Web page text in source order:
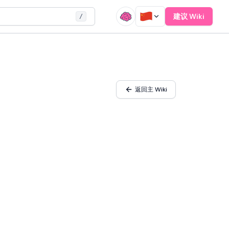
/ 建议 Wiki
返回主 Wiki